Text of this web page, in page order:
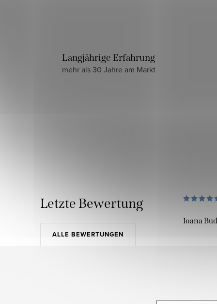
Langjährige Erfahrung
mehr als 30 Jahre am Markt
Letzte Bewertung
ALLE BEWERTUNGEN
Ioana